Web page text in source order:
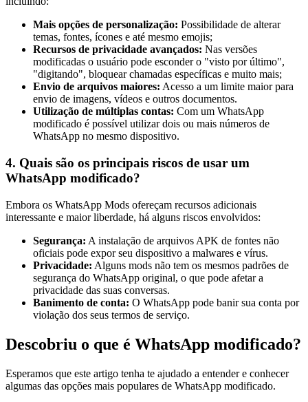
Mais opções de personalização: Possibilidade de alterar
temas, fontes, ícones e até mesmo emojis;
Recursos de privacidade avançados: Nas versões
modificadas o usuário pode esconder o "visto por último",
"digitando", bloquear chamadas específicas e muito mais;
Envio de arquivos maiores: Acesso a um limite maior para
envio de imagens, vídeos e outros documentos.
Utilização de múltiplas contas: Com um WhatsApp
modificado é possível utilizar dois ou mais números de
WhatsApp no mesmo dispositivo.
4. Quais são os principais riscos de usar um
WhatsApp modificado?
Embora os WhatsApp Mods ofereçam recursos adicionais
interessante e maior liberdade, há alguns riscos envolvidos:
Segurança: A instalação de arquivos APK de fontes não
oficiais pode expor seu dispositivo a malwares e vírus.
Privacidade: Alguns mods não tem os mesmos padrões de
segurança do WhatsApp original, o que pode afetar a
privacidade das suas conversas.
Banimento de conta: O WhatsApp pode banir sua conta por
violação dos seus termos de serviço.
Descobriu o que é WhatsApp modificado?
Esperamos que este artigo tenha te ajudado a entender e conhecer
algumas das opções mais populares de WhatsApp modificado.